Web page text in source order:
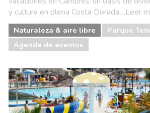
y cultura en plena Costa Dorada....Leer
Naturaleza & aire libre
Parque
Agenda de eventos